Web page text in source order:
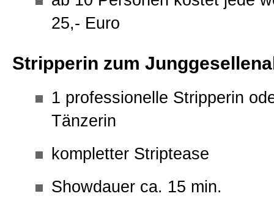
25,- Euro
Stripperin zum
1 professionelle Stripperin
Tänzerin
kompletter Striptease
Showdauer ca. 15 min.